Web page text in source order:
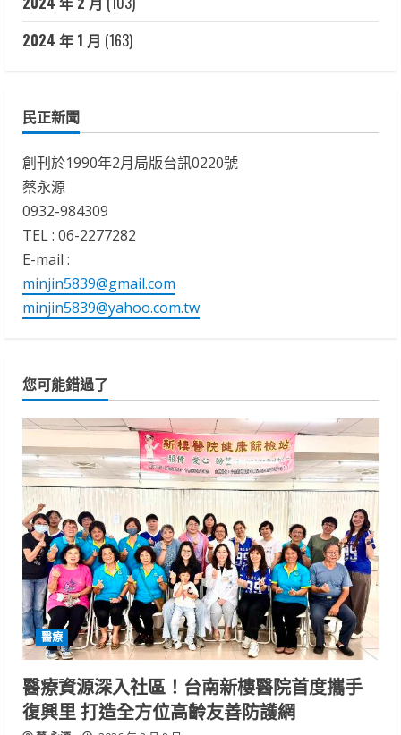
2024 年 1 月 (163)
民正新聞
創刊於1990年2月局版台訊0220號
蔡永源
0932-984309
TEL : 06-2277282
E-mail :
minjin5839@gmail.com
minjin5839@yahoo.com.tw
您可能錯過了
醫療
醫療資源深入社區！台南新樓醫院首度攜手
復興里 打造全方位高齡友善防護網